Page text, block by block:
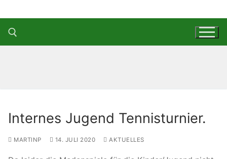
Inhalt
springen
Internes Jugend Tennisturnier.
MARTINP 14. JULI 2020 AKTUELLES